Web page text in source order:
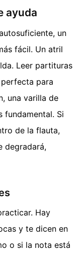
ayuda
un
fácil. Un atril
Leer partituras
para
una varilla de
fundamental. Si
de la flauta,
degradará,
Hay
y te dicen en
o si la nota está